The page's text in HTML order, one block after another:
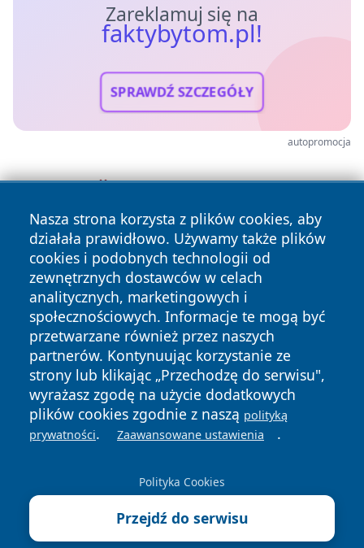
Zareklamuj się na
faktybytom.pl!
SPRAWDŹ SZCZEGÓŁY
autopromocja
Nasza strona korzysta z plików cookies, aby
działała prawidłowo. Używamy także plików
cookies i podobnych technologii od
zewnętrznych dostawców w celach
analitycznych, marketingowych i
społecznościowych. Informacje te mogą być
przetwarzane również przez naszych
partnerów. Kontynuując korzystanie ze
strony lub klikając „Przechodzę do serwisu",
wyrażasz zgodę na użycie dodatkowych
plików cookies zgodnie z naszą polityką
prywatności. Zaawansowane ustawienia .
Polityka Cookies
Przejdź do serwisu
Copyright © 2026 faktybytom.pl Wszystkie prawa zastrzeżone.
News Autorzy
Polityka
Prywatności
Polityka
Cookies